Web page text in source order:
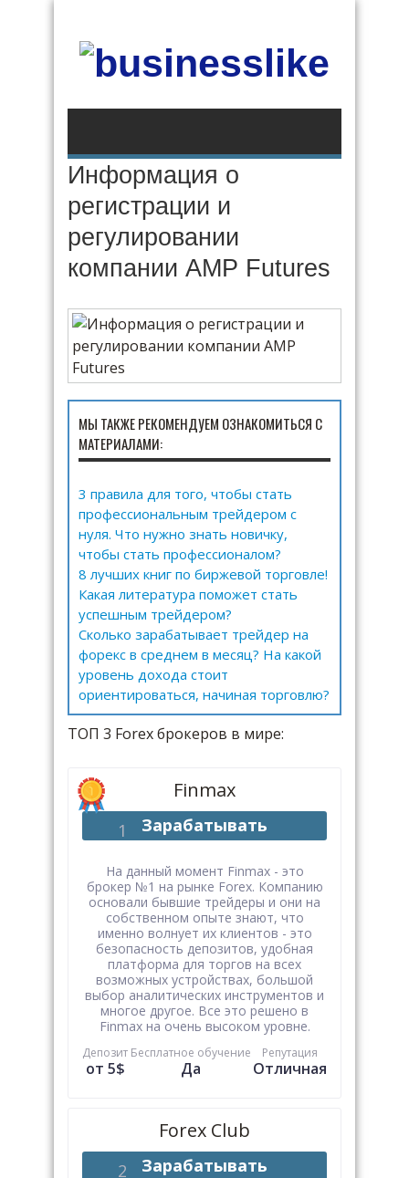
Информация о
регистрации и
регулировании
компании AMP Futures
МЫ ТАКЖЕ РЕКОМЕНДУЕМ ОЗНАКОМИТЬСЯ С
МАТЕРИАЛАМИ:
3 правила для того, чтобы стать
профессиональным трейдером с
нуля. Что нужно знать новичку,
чтобы стать профессионалом?
8 лучших книг по биржевой торговле!
Какая литература поможет стать
успешным трейдером?
Сколько зарабатывает трейдер на
форекс в среднем в месяц? На какой
уровень дохода стоит
ориентироваться, начиная торговлю?
ТОП 3 Forex брокеров в мире:
Finmax
Зарабатывать
На данный момент Finmax - это
брокер №1 на рынке Forex. Компанию
основали бывшие трейдеры и они на
собственном опыте знают, что
именно волнует их клиентов - это
безопасность депозитов, удобная
платформа для торгов на всех
возможных устройствах, большой
выбор аналитических инструментов и
многое другое. Все это решено в
Finmax на очень высоком уровне.
Депозит
от 5$
Бесплатное обучение
Да
Репутация
Отличная
Forex Club
Зарабатывать